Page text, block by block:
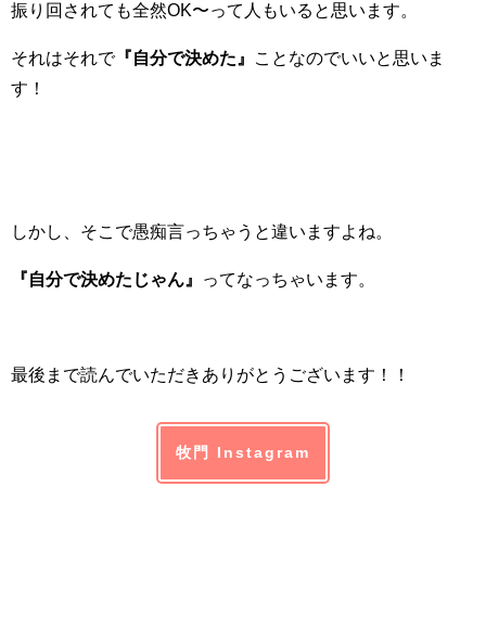
振り回されても全然OK〜って人もいると思います。
それはそれで『自分で決めた』
ことなのでいいと思いま
す！
しかし、そこで愚痴言っちゃうと違いますよね。
『自分で決めたじゃん』 ってなっちゃいます。
最後まで読んでいただきありがとうございます！！
牧門 Instagram